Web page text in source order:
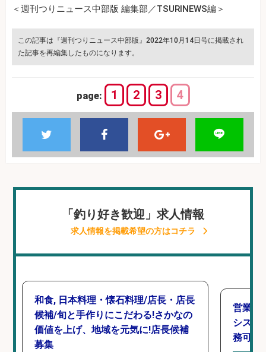
＜週刊つりニュース中部版 編集部／TSURINEWS編＞
この記事は『週刊つりニュース中部版』2022年10月14日号に掲載され
た記事を再編集したものになります。
page: 1 2 3 4
「釣り好き歓迎」求人情報
求人情報を掲載希望の方はコチラ
和食, 日本料理・懐石料理/店長・店長
候補/旬と手作りにこだわる!さかなの
価値を上げ、地域を元気に!店長候補
募集
営業事
シスタ
務可/